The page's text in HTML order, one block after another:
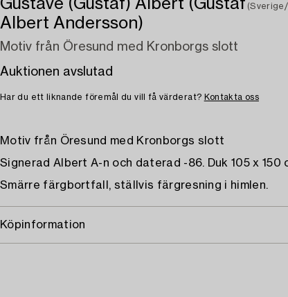
Gustave (Gustaf) Albert (Gustaf
Albert Andersson)
Motiv från Öresund med Kronborgs slott
Auktionen avslutad
Har du ett liknande föremål du vill få värderat? Kontakta oss
Motiv från Öresund med Kronborgs slott
Signerad Albert A-n och daterad -86. Duk 105 x 150
Smärre färgbortfall, ställvis färgresning i himlen.
Köpinformation